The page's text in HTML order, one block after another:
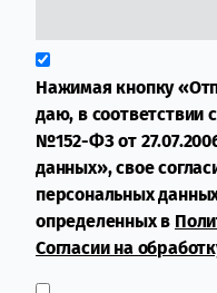
Нажимая кнопку
даю, в
№152-ФЗ от
данных», свое
персональных
определенных в
Согласии на